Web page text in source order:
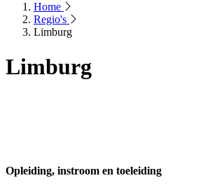
Home
Regio's
Limburg
Limburg
Opleiding, instroom en toeleiding